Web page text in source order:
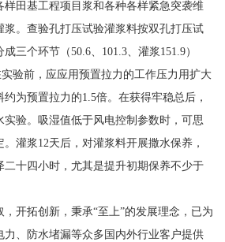
样田基工程项目浆和各种各样紧急突袭维
。查验孔打压试验灌浆料按双孔打压试
三个环节（50.6、101.3、灌浆151.9）
验前，应应用预置拉力的工作压力用扩大
为预置拉力的1.5倍。在获得牢稳总后，
验。吸湿值低于风电控制参数时，可思
灌浆12天后，对灌浆料开展撒水保养，
十四小时，尤其是提升初期保养不少于
开拓创新，秉承“至上”的发展理念，已为
、防水堵漏等众多国内外行业客户提供